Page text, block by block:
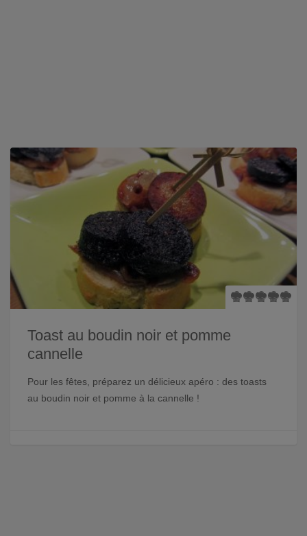
Toast au boudin noir et pomme
cannelle
Pour les fêtes, préparez un délicieux apéro : des toasts
au boudin noir et pomme à la cannelle !